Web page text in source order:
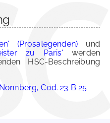
(Prosalegenden)und
zu Paris' werden
HSC-Beschreibung
Cod. 23 B 25